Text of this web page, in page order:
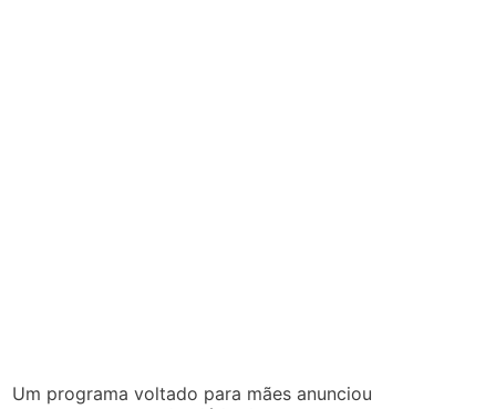
Um programa voltado para mães anunciou